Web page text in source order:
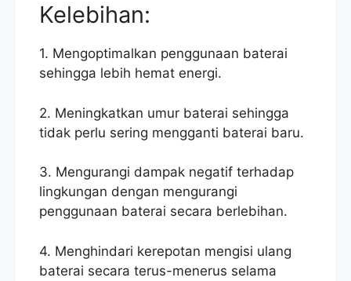
Kelebihan:
1. Mengoptimalkan penggunaan baterai
sehingga lebih hemat energi.
2. Meningkatkan umur baterai sehingga
tidak perlu sering mengganti baterai baru.
3. Mengurangi dampak negatif terhadap
lingkungan dengan mengurangi
penggunaan baterai secara berlebihan.
4. Menghindari kerepotan mengisi ulang
baterai secara terus-menerus selama